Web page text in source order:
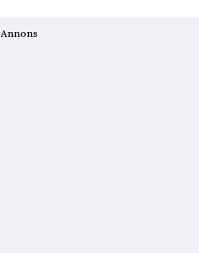
Annons